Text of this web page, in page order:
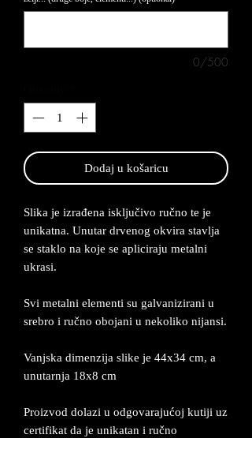
0/500
Dodaj u košaricu
Slika je izrađena isključivo ručno te je
unikatna. Unutar drvenog okvira stavlja
se staklo na koje se apliciraju metalni
ukrasi.
Svi metalni elementi su galvanizirani u
srebro i ručno obojani u nekoliko nijansi.
Vanjska dimenzija slike je 44x34 cm, a
unutarnja 18x8 cm
Proizvod dolazi u odgovarajućoj kutiji uz
certifikat da je unikatan i ručno